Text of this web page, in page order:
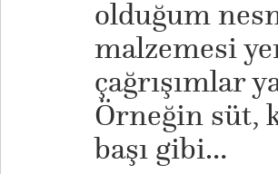
olduğum
malzemesi
çağrışımlar
Örneğin süt,
başı gibi…